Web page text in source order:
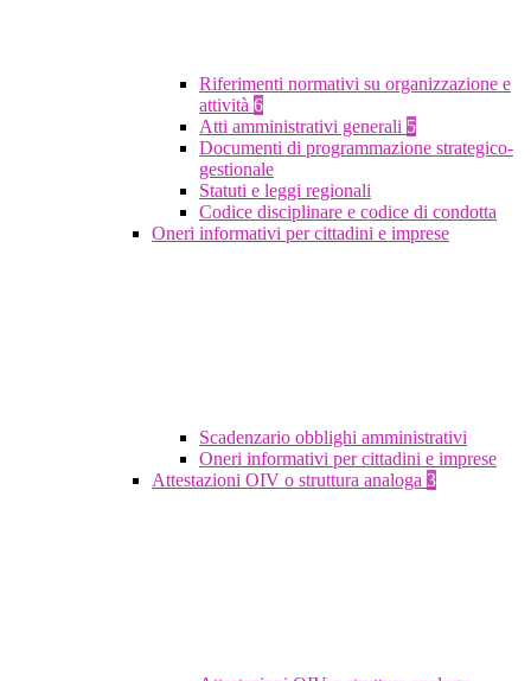
Riferimenti normativi su organizzazione e
attività 6
Atti amministrativi generali 5
Documenti di programmazione strategico-
gestionale
Statuti e leggi regionali
Codice disciplinare e codice di condotta
Oneri informativi per cittadini e imprese
Scadenzario obblighi amministrativi
Oneri informativi per cittadini e imprese
Attestazioni OIV o struttura analoga 3